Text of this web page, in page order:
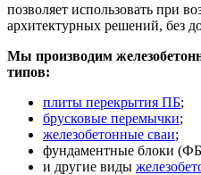
позволяет использовать при
архитектурных решений, без
Мы производим
типов:
плиты перекрытия ПБ;
брусковые перемычки;
железобетонные сваи;
фундаментные блоки
и другие виды